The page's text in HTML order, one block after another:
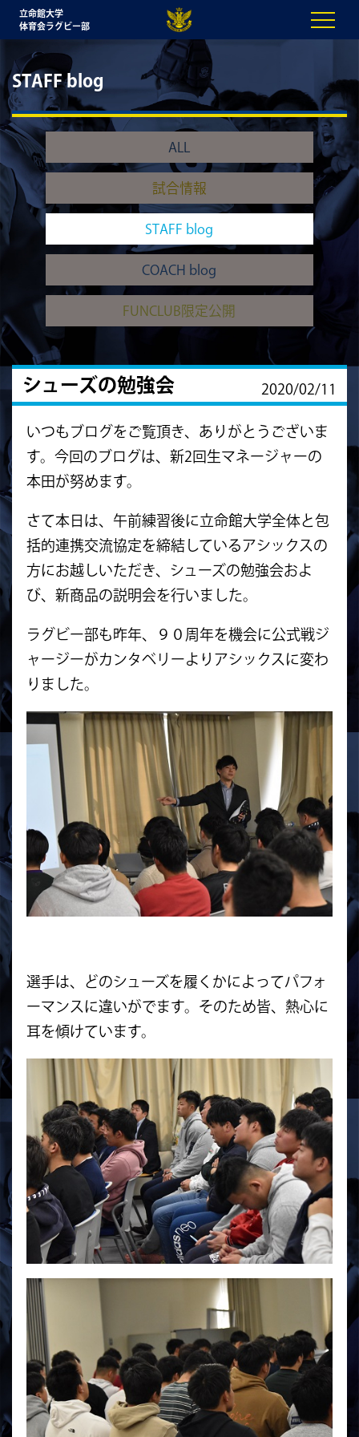
立命館大学
体育会ラグビー部
STAFF blog
ALL
試合情報
STAFF blog
COACH blog
FUNCLUB限定公開
シューズの勉強会 2020/02/11
いつもブログをご覧頂き、ありがとうございま
す。今回のブログは、新2回生マネージャーの
本田が努めます。
さて本日は、午前練習後に立命館大学全体と包
括的連携交流協定を締結しているアシックスの
方にお越しいただき、シューズの勉強会およ
び、新商品の説明会を行いました。
ラグビー部も昨年、９０周年を機会に公式戦ジ
ャージーがカンタベリーよりアシックスに変わ
りました。
選手は、どのシューズを履くかによってパフォ
ーマンスに違いがでます。そのため皆、熱心に
耳を傾けています。